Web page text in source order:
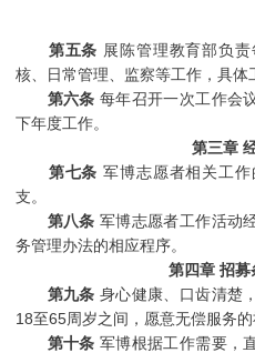
第五条 展陈管理教育部负
核、日常管理、监察等工作，具体
第六条 每年召开一次工作会
下年度工作。
第三章
第七条 军博志愿者相关工
支。
第八条 军博志愿者工作活动
务管理办法的相应程序。
第四章 招募
第九条 身心健康、口齿清楚
18至65周岁之间，愿意无偿服务的
第十条 军博根据工作需要，